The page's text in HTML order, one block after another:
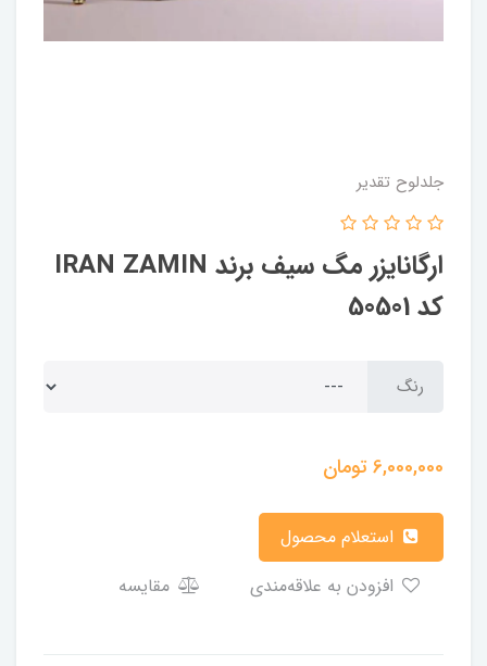
جلدلوح تقدیر
ارگانایزر مگ سیف برند IRAN ZAMIN
کد 50501
رنگ
6,000,000تومان
مقایسه